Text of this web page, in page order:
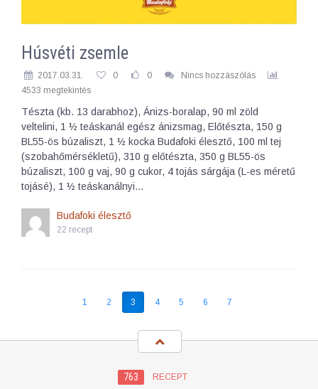
Húsvéti zsemle
2017.03.31. 0 0
Nincs hozzászólás
4533 megtekintés
Tészta (kb. 13 darabhoz), Ánizs-boralap, 90 ml zöld
veltelini, 1 ½ teáskanál egész ánizsmag, Előtészta, 150 g
BL55-ös búzaliszt, 1 ½ kocka Budafoki élesztő, 100 ml tej
(szobahőmérsékletű), 310 g előtészta, 350 g BL55-ös
búzaliszt, 100 g vaj, 90 g cukor, 4 tojás sárgája (L-es méretű
tojásé), 1 ½ teáskanálnyi…
Budafoki élesztő
22 recept
1 2 3 4 5 6 7
763 RECEPT